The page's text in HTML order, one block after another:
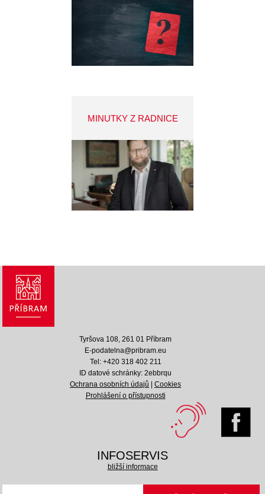
MINUTKY Z RADNICE
Tyršova 108, 261 01 Příbram
E-podatelna@pribram.eu
Tel: +420 318 402 211
ID datové schránky: 2ebbrqu
Ochrana osobních údajů |Cookies
Prohlášení o přístupnosti
INFOSERVIS
bližší informace